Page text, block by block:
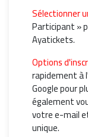
Sélectionner
Participant »
Ayatickets.
Options
rapidement à
Google pour
également
votre e-mail
unique.